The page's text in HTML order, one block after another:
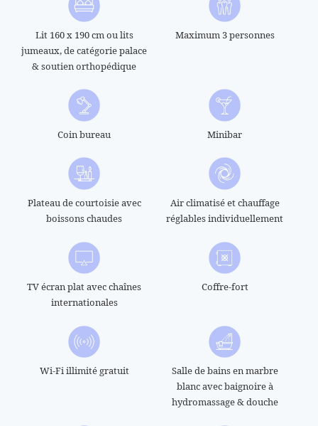
Lit 160 x 190 cm ou lits
jumeaux, de catégorie palace
& soutien orthopédique
Maximum 3 personnes
Coin bureau Minibar
Plateau de courtoisie avec
boissons chaudes
Air climatisé et chauffage
réglables individuellement
TV écran plat avec chaînes
internationales
Coffre-fort
Wi-Fi illimité gratuit
Salle de bains en marbre
blanc avec baignoire à
hydromassage & douche
HÔTEL
OFFRES
QUARTIER